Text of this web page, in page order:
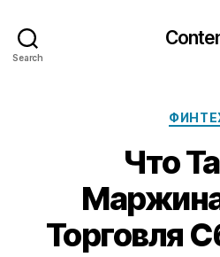
Search
Что
Торговля